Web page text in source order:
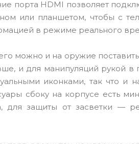
порта HDMI позволяет
или планшетом, чтобы с
в режиме реального
можно и на оружие
и для манипуляций рукой в
иконками, так что и
сбоку на корпусе есть
для защиты от засветки —